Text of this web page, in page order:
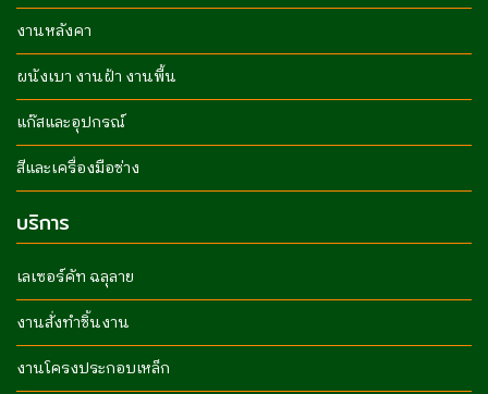
งานหลังคา
ผนังเบา งานฝ้า งานพื้น
แก๊สและอุปกรณ์
สีและเครื่องมือช่าง
บริการ
เลเซอร์คัท ฉลุลาย
งานสั่งทำชิ้นงาน
งานโครงประกอบเหล็ก